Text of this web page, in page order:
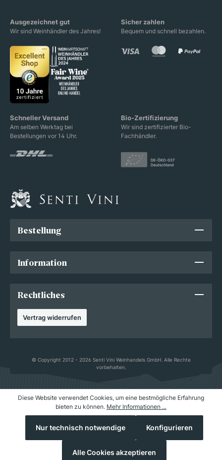
Ausgezeichnet gut
Wir sind Weinhändler des Jahres!
Sicher zahlen
Bequem und schnell bezahlen.
Schneller Versand
Am selben Werktag bei
Bestellungen vor 14 Uhr.
Bio-Zertifizierung
Wir sind zertifizierter Bio-
Fachhändler.
Bestellung
Information
Rechtliches
Vertrag widerrufen
© Copyright 2012 - 2026 Senti Vini Weinhandels GmbH. Alle Rechte
vorbehalten.
Diese Website verwendet Cookies, um eine bestmögliche Erfahrung
bieten zu können. Mehr Informationen ...
Nur technisch notwendige Konfigurieren
Alle Cookies akzeptieren